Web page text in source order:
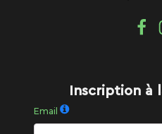
Inscription à
Email